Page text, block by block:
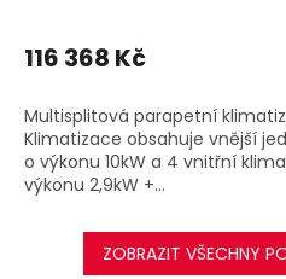
116 368 Kč
Multisplitová parapetní
Klimatizace obsahuje vnější
o výkonu 10kW a 4 vnitřní
výkonu 2,9kW +...
ZOBRAZIT VŠECHNY